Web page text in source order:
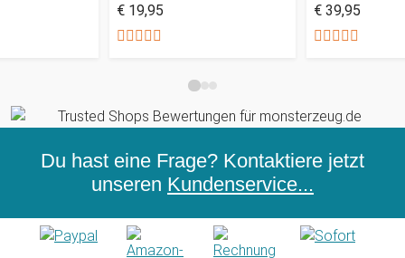
€ 19,95 € 39,95
Du hast eine Frage? Kontaktiere jetzt
unseren Kundenservice...